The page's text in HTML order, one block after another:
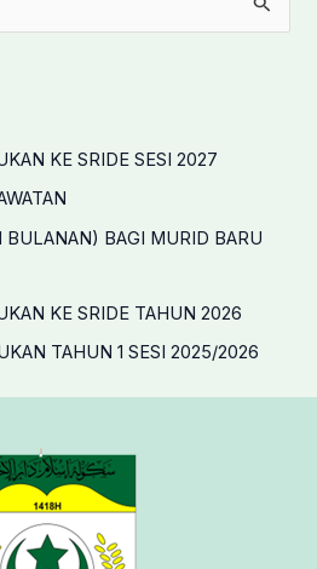
KE SRIDE SESI 2027
BAGI MURID BARU
KE SRIDE TAHUN 2026
TAHUN 1 SESI 2025/2026